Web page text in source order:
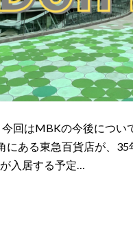
回はMBKの今後につ
にある東急百貨店が、
入居する予定…